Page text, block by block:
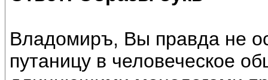
Владомиръ, Вы правда не
путаницу в человеческое